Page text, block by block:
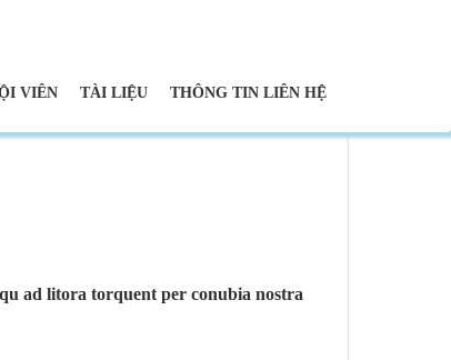
VIÊN TÀI LIỆU THÔNG TIN LIÊN HỆ
ad litora torquent per conubia nostra